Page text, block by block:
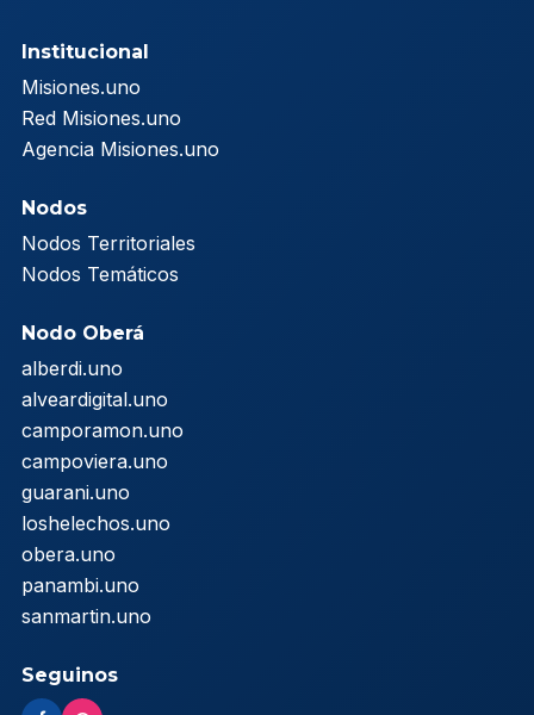
Institucional
Misiones.uno
Red Misiones.uno
Agencia Misiones.uno
Nodos
Nodos Territoriales
Nodos Temáticos
Nodo Oberá
alberdi.uno
alveardigital.uno
camporamon.uno
campoviera.uno
guarani.uno
loshelechos.uno
obera.uno
panambi.uno
sanmartin.uno
Seguinos